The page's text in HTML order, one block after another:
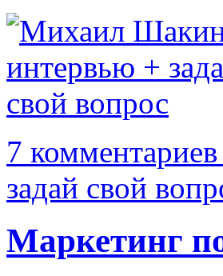
7 комментариев
задай свой
Маркетинг